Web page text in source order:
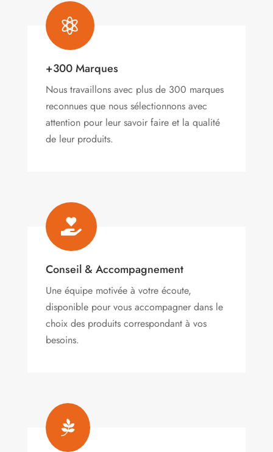

+300 Marques
Nous travaillons avec plus de 300 marques
reconnues que nous sélectionnons avec
attention pour leur savoir faire et la qualité
de leur produits.

Conseil & Accompagnement
Une équipe motivée à votre écoute,
disponible pour vous accompagner dans le
choix des produits correspondant à vos
besoins.
